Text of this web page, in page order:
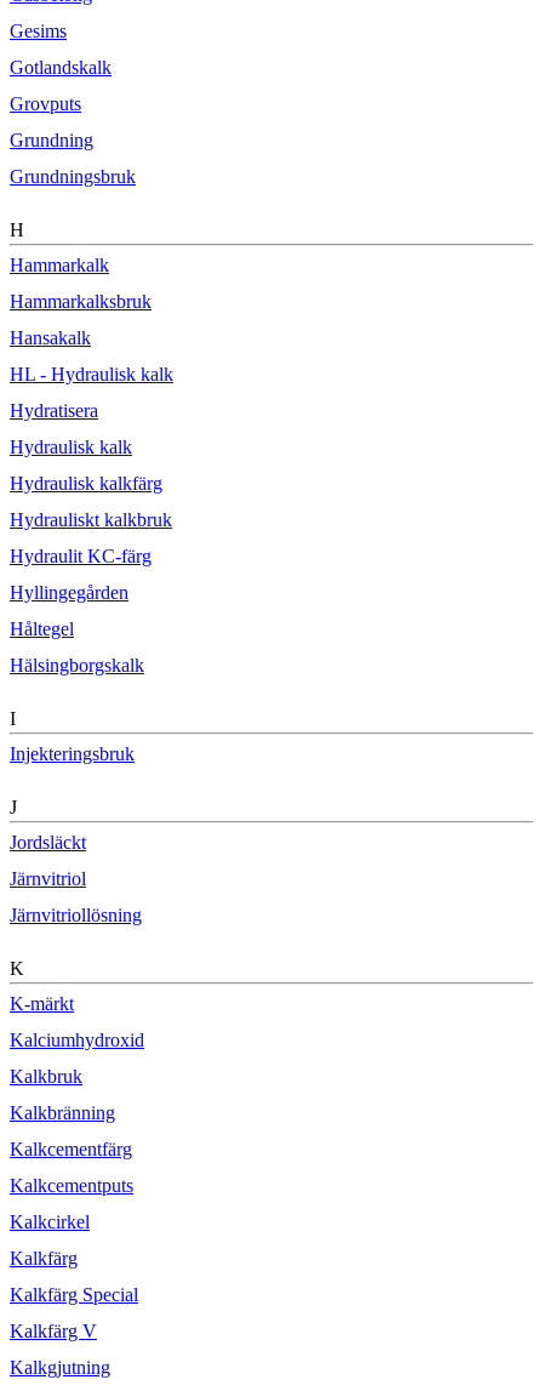
Gesims
Gotlandskalk
Grovputs
Grundning
Grundningsbruk
H
Hammarkalk
Hammarkalksbruk
Hansakalk
HL - Hydraulisk kalk
Hydratisera
Hydraulisk kalk
Hydraulisk kalkfärg
Hydrauliskt kalkbruk
Hydraulit KC-färg
Hyllingegården
Håltegel
Hälsingborgskalk
I
Injekteringsbruk
J
Jordsläckt
Järnvitriol
Järnvitriollösning
K
K-märkt
Kalciumhydroxid
Kalkbruk
Kalkbränning
Kalkcementfärg
Kalkcementputs
Kalkcirkel
Kalkfärg
Kalkfärg Special
Kalkfärg V
Kalkgjutning